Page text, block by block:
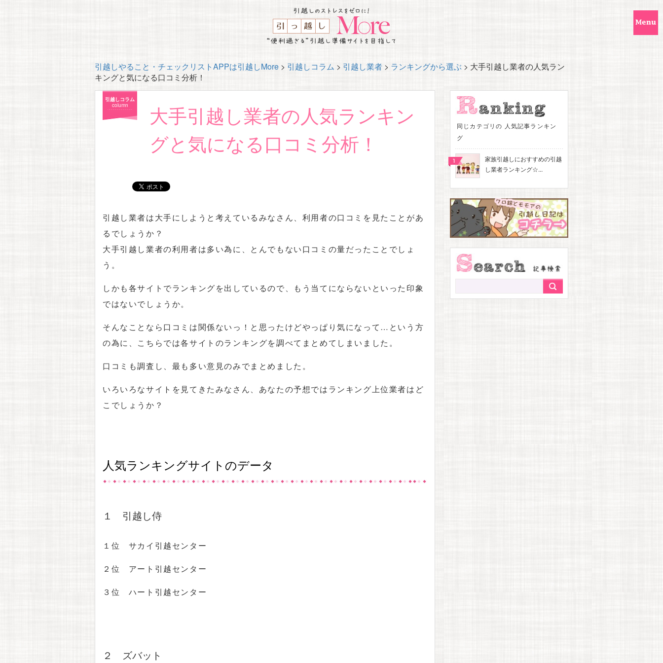
引越しやること・チェックリストAPPは引越しMore > 引越しコラム > 引越し業者 > ランキングから選ぶ > 大手引越し業者の人気ラン
キングと気になる口コミ分析！
引越しコラム
column
大手引越し業者の人気ランキン
グと気になる口コミ分析！
引越し業者は大手にしようと考えているみなさん、利用者の口コミを見たことがあ
るでしょうか？
大手引越し業者の利用者は多い為に、とんでもない口コミの量だったことでしょ
う。
しかも各サイトでランキングを出しているので、もう当てにならないといった印象
ではないでしょうか。
そんなことなら口コミは関係ないっ！と思ったけどやっぱり気になって…という方
の為に、こちらでは各サイトのランキングを調べてまとめてしまいました。
口コミも調査し、最も多い意見のみでまとめました。
いろいろなサイトを見てきたみなさん、あなたの予想ではランキング上位業者はど
こでしょうか？
人気ランキングサイトのデータ
１ 引越し侍
１位 サカイ引越センター
２位 アート引越センター
３位 ハート引越センター
２ ズバット
同じカテゴリの 人気記事ランキン
グ
家族引越しにおすすめの引越
し業者ランキング☆...